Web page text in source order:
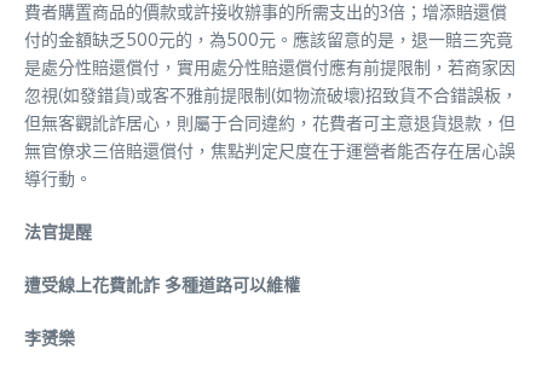
費者購置商品的價款或許接收辦事的所需支出的3倍；增添賠還償
付的金額缺乏500元的，為500元。應該留意的是，退一賠三究竟
是處分性賠還償付，實用處分性賠還償付應有前提限制，若商家因
忽視(如發錯貨)或客不雅前提限制(如物流破壞)招致貨不合錯誤板，
但無客觀訛詐居心，則屬于合同違約，花費者可主意退貨退款，但
無官僚求三倍賠還償付，焦點判定尺度在于運營者能否存在居心誤
導行動。
法官提醒
遭受線上花費訛詐 多種道路可以維權
李赟樂